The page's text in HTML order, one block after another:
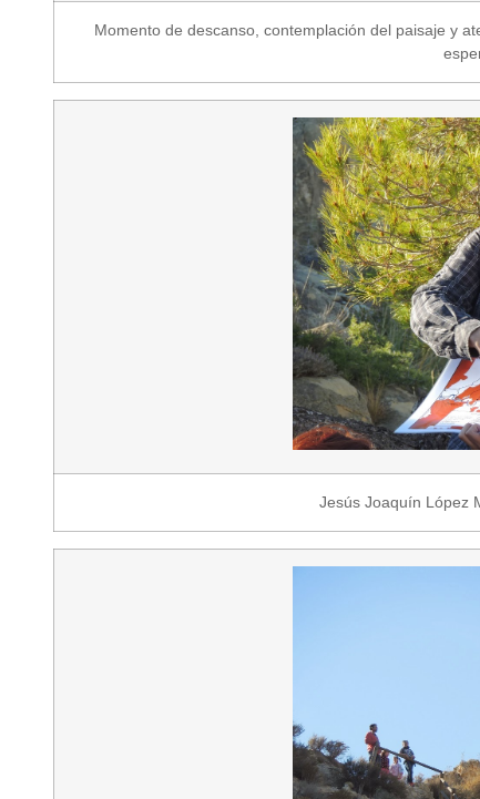
Momento de descanso, contemplación del paisaje y
Jesús Joaquín López